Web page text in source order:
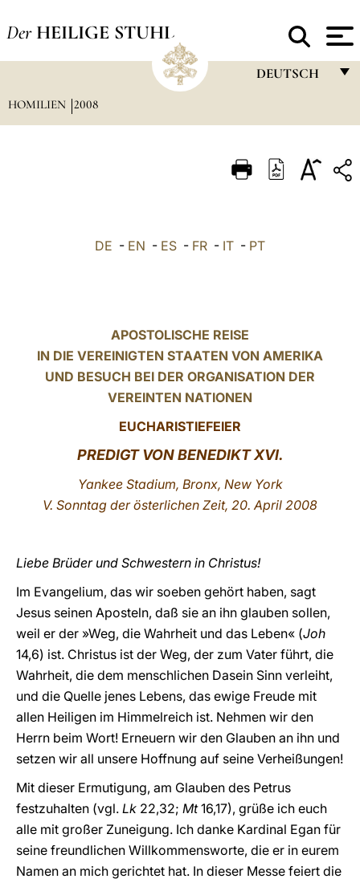
Der HEILIGE STUHL
DEUTSCH
ITALIANO
中文
LATINE
HOMILIEN 2008
DE - EN - ES - FR - IT - PT
APOSTOLISCHE REISE
IN DIE VEREINIGTEN STAATEN VON AMERIKA
UND BESUCH BEI DER ORGANISATION DER
VEREINTEN NATIONEN
EUCHARISTIEFEIER
PREDIGT VON BENEDIKT XVI.
Yankee Stadium, Bronx, New York
V. Sonntag der österlichen Zeit, 20. April 2008
Liebe Brüder und Schwestern in Christus!
Im Evangelium, das wir soeben gehört haben, sagt
Jesus seinen Aposteln, daß sie an ihn glauben sollen,
weil er der »Weg, die Wahrheit und das Leben« (Joh
14,6) ist. Christus ist der Weg, der zum Vater führt, die
Wahrheit, die dem menschlichen Dasein Sinn verleiht,
und die Quelle jenes Lebens, das ewige Freude mit
allen Heiligen im Himmelreich ist. Nehmen wir den
Herrn beim Wort! Erneuern wir den Glauben an ihn und
setzen wir all unsere Hoffnung auf seine Verheißungen!
Mit dieser Ermutigung, am Glauben des Petrus
festzuhalten (vgl. Lk 22,32; Mt16,17), grüße ich euch
alle mit großer Zuneigung. Ich danke Kardinal Egan für
seine freundlichen Willkommensworte, die er in eurem
Namen an mich gerichtet hat. In dieser Messe feiert die